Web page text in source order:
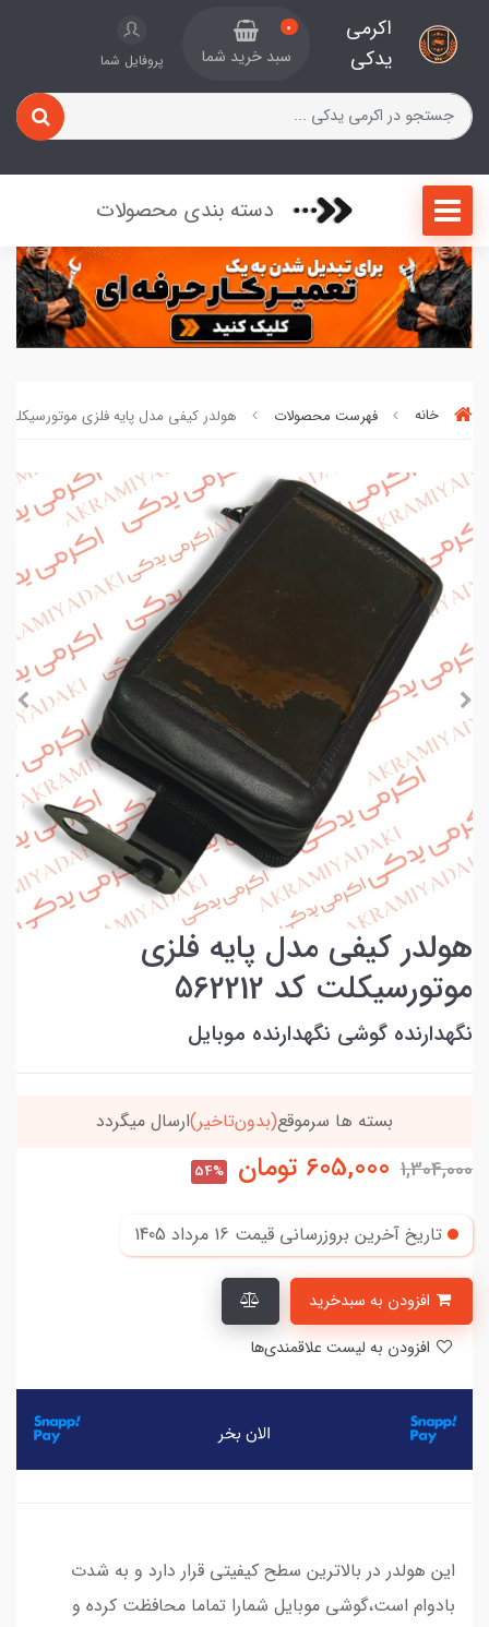
اکرمی
یدکی
0
سبد خرید شما پروفایل شما
دسته بندی محصولات
خانه فهرست محصولات هولدر کیفی مدل پایه فلزی موتورسیکلت کد
هولدر کیفی مدل پایه فلزی
موتورسیکلت کد 562212
نگهدارنده گوشی نگهدارنده موبایل
خریدتو به5میلیون برسون،ارسالت‌رایگانه
1,304,000
605,000 تومان 54%
تاریخ آخرین بروزرسانی قیمت 16 مرداد 1405
این هولدر در بالاترین سطح کیفیتی قرار دارد و به شدت
بادوام است،گوشی موبایل شمارا تماما محافظت کرده و